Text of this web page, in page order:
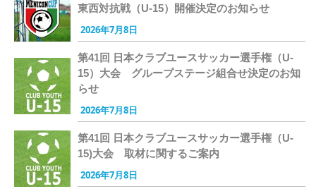
東西対抗戦（U-15）開催決定のお知らせ
2026年7月8日
第41回 日本クラブユースサッカー選手権（U-
15）大会 グループステージ組合せ決定のお知
らせ
2026年7月8日
第41回 日本クラブユースサッカー選手権（U-
15)大会 取材に関するご案内
2026年7月8日